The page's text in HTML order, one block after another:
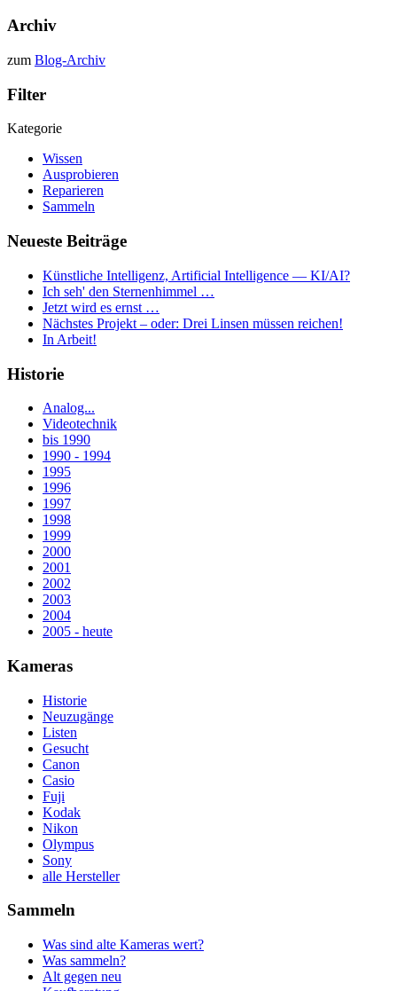
Archiv
zum Blog-Archiv
Filter
Kategorie
Wissen
Ausprobieren
Reparieren
Sammeln
Neueste Beiträge
Künstliche Intelligenz, Artificial Intelligence — KI/AI?
Ich seh' den Sternenhimmel …
Jetzt wird es ernst …
Nächstes Projekt – oder: Drei Linsen müssen reichen!
In Arbeit!
Historie
Analog...
Videotechnik
bis 1990
1990 - 1994
1995
1996
1997
1998
1999
2000
2001
2002
2003
2004
2005 - heute
Kameras
Historie
Neuzugänge
Listen
Gesucht
Canon
Casio
Fuji
Kodak
Nikon
Olympus
Sony
alle Hersteller
Sammeln
Was sind alte Kameras wert?
Was sammeln?
Alt gegen neu